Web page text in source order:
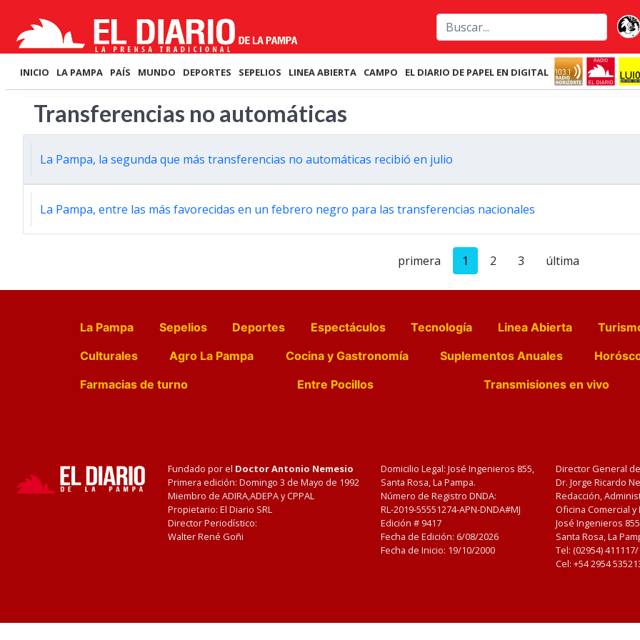
INICIO LA PAMPA PAÍS MUNDO DEPORTES SEPELIOS LINEA ABIERTA CAMPO EL DIARIO DE PAPEL EN DIGITAL
Transferencias no automáticas
La Pampa, la segunda que más transferencias no automáticas recibió en julio
La Pampa, entre las más favorecidas en un febrero negro para las transferencias nacionales
primera 1 2 3 última
La Pampa Sepelios Deportes Espectáculos Tecnología Linea Abierta
Culturales
Agro La Pampa Cocina y Gastronomía Suplementos Anuales
Farmacias de turno
Entre Pocillos Transmisiones en vivo
Fundado por el Doctor Antonio Nemesio
Primera edición: Domingo 3 de Mayo de 1992
Miembro de ADIRA,ADEPA y CPPAL
Propietario: El Diario SRL
Director Periodístico:
Walter René Goñi
Domicilio Legal: José Ingenieros 855,
Santa Rosa, La Pampa.
Número de Registro DNDA:
RL-2019-55551274-APN-DNDA#MJ
Edición # 9417
Fecha de Edición: 6/08/2026
Fecha de Inicio: 19/10/2000
Director General
Dr. Jorge Ricardo
Redacción,
Oficina Comercial
José Ingenieros
Santa Rosa, La
Tel: (02954)
Cel: +54 2954